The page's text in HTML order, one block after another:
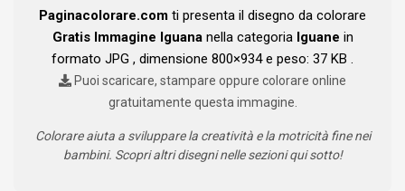
Paginacolorare.com ti presenta il disegno da colorare
Gratis Immagine Iguananella categoria Iguane in
formato JPG , dimensione 800×934 e peso: 37 KB .
Puoi scaricare, stampare oppure colorare online
gratuitamente questa immagine.
Colorare aiuta a sviluppare la creatività e la motricità fine nei
bambini. Scopri altri disegni nelle sezioni qui sotto!